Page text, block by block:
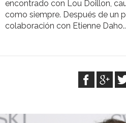
encontrado con Lou Doillon,
como siempre. Después de un
colaboración con Etienne